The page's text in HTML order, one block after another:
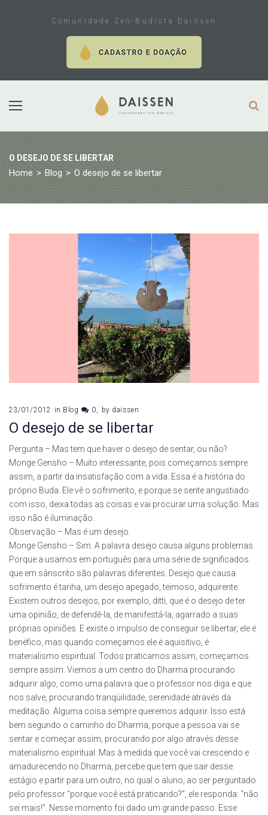
Comunidade Zen-Budista Daissen
O DESEJO DE SE LIBERTAR
Home > Blog > O desejo de se libertar
23/01/2012 in Blog 0 by daissen
O desejo de se libertar
Pergunta – Mas tem que haver o desejo de sentar, ou não?
Monge Gensho – Muito interessante, pois começamos sempre
assim, a partir da insatisfação com a vida. Essa é a história do
próprio Buda. Ele vê o sofrimento, e porque se sente angustiado
com isso, deixa todas as coisas e vai procurar uma solução. Mas
isso não é iluminação.
Observação – Mas é um desejo.
Monge Gensho – Sim. A palavra desejo causa alguns problemas.
Porque a usamos em português para uma série de significados
que em sânscrito são palavras diferentes. Desejo que causa
sofrimento é tanha, um desejo apegado, teimoso, adquirente.
Existem outros desejos, por exemplo, ditti, que é o desejo de ter
uma opinião, de defendê-la, de manifestá-la, agarrado a suas
próprias opiniões. E existe o impulso de conseguir se libertar, ele é
benéfico, mas quando começamos ele é aquisitivo, é
materialismo espiritual. Todos praticamos assim, começamos
sempre assim. Viemos a um centro do Dharma procurando
adquirir algo, como uma palavra que o professor nos diga e que
nos salve, procurando tranqüilidade, serenidade através da
meditação. Alguma coisa sempre queremos adquirir. Isso está
bem segundo o caminho do Dharma, porque a pessoa vai se
sentar e começar assim, procurando por algo através desse
materialismo espiritual. Mas à medida que você vai crescendo e
amadurecendo no Dharma, percebe que tem que sair desse
estágio e partir para um outro, no qual o aluno, ao ser perguntado
pelo professor “porque você está praticando?”, ele responda: “não
sei mais!”. Nesse momento foi dado um grande passo. Esse